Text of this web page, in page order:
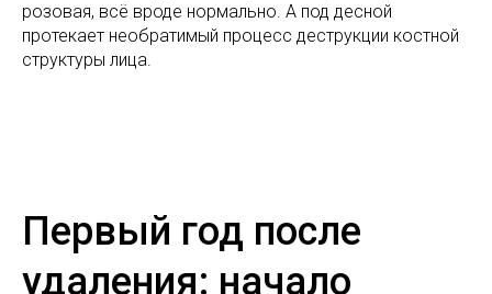
розовая, всё вроде нормально. А под десной
протекает необратимый процесс деструкции костной
структуры лица.
Первый год после
удаления: начало